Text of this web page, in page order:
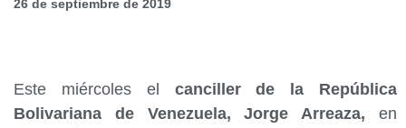
26 de septiembre de 2019
Este miércoles el canciller de la República
Bolivariana de Venezuela, Jorge Arreaza, en